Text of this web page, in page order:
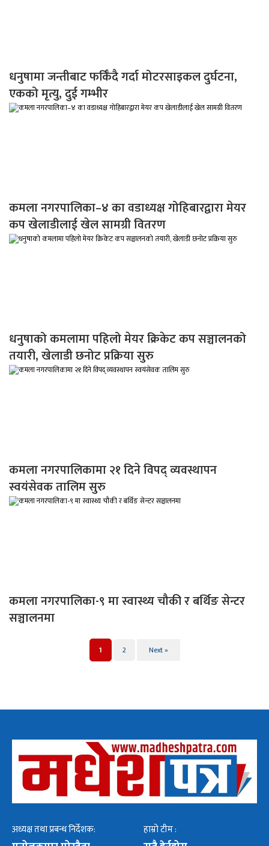
धनुषामा जन्तीबाट फर्किँदै गर्दा मोटरसाइकल दुर्घटना,
एकको मृत्यु, दुई गम्भीर
कमला नगरपालिका–४ का वडाध्यक्ष गोहिबारद्वारा मेयर
कप खेलाडीलाई खेल सामग्री वितरण
धनुषाको कमलामा पहिलो मेयर क्रिकेट कप सञ्चालनको
तयारी, खेलाडी छनोट प्रक्रिया सुरु
कमला नगरपालिकामा २१ दिने विपद् व्यवस्थापन
स्वयंसेवक तालिम सुरु
कमला नगरपालिका-९ मा स्वास्थ्य चौकी र बर्थिङ सेन्टर
सञ्चालनमा
1 2 Next »
अध्यक्ष तथा प्रबन्ध निर्देशक: हाम्रो टीम :